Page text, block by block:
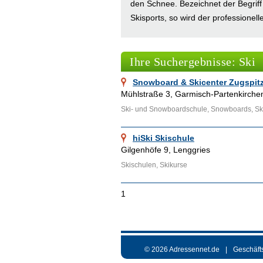
den Schnee. Bezeichnet der
Skisports, so wird der
Begriff Skifahren in der heutigen
Fahren mit Spezialskiern wie dem
Ähnliche Themenbereiche wie
Links aufgesucht werden. Weitere
die hinzugefügten Links.
Ihre Suchergebnisse: Ski
Snowboard & Skicenter
Mühlstraße 3, Garmisch-
Ski- und Snowboardschule, Snowboards,
hiSki Skischule
Gilgenhöfe 9, Lenggries
Skischulen, Skikurse
1
© 2026 Adressennet.de